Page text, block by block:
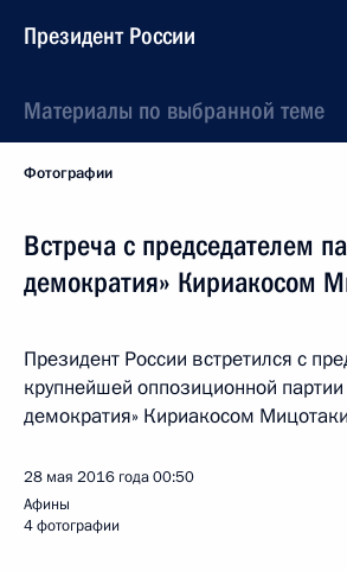
Президент России
Материалы по выбранной теме
Фотографии
Встреча с председателем
демократия» Кириакосом
Президент России встретился с
крупнейшей оппозиционной
демократия» Кириакосом
28 мая 2016 года00:50
Афины
4 фотографии